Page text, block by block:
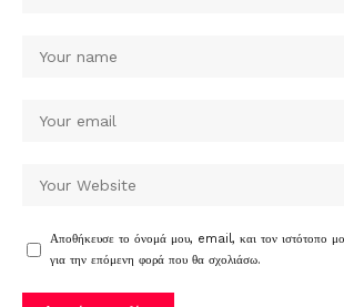
Αποθήκευσε το όνομά μου, email, και τον ιστότοπο
για την επόμενη φορά που θα σχολιάσω.